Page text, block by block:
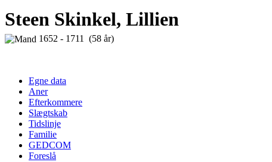
Steen Skinkel, Lillien
1652 - 1711 (58 år)
Egne data
Aner
Efterkommere
Slægtskab
Tidslinje
Familie
GEDCOM
Foreslå